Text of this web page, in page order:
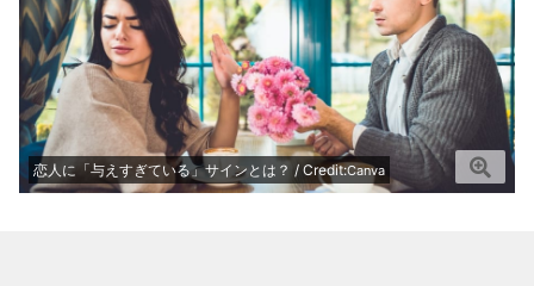
恋人に「与えすぎている」サインとは？ / Credit:Canva